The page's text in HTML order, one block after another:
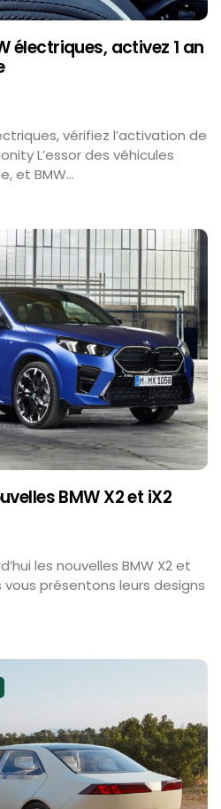
électriques, activez 1 an
vérifiez l’activation de
L’essor des véhicules
et BMW...
BMW X2 et iX2
les nouvelles BMW X2 et
présentons leurs designs